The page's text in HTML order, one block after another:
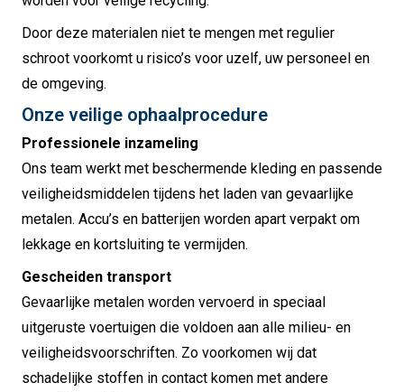
Door deze materialen niet te mengen met regulier
schroot voorkomt u risico’s voor uzelf, uw personeel en
de omgeving.
Onze veilige ophaalprocedure
Professionele inzameling
Ons team werkt met beschermende kleding en passende
veiligheidsmiddelen tijdens het laden van gevaarlijke
metalen. Accu’s en batterijen worden apart verpakt om
lekkage en kortsluiting te vermijden.
Gescheiden transport
Gevaarlijke metalen worden vervoerd in speciaal
uitgeruste voertuigen die voldoen aan alle milieu- en
veiligheidsvoorschriften. Zo voorkomen wij dat
schadelijke stoffen in contact komen met andere